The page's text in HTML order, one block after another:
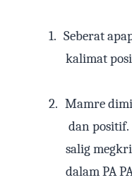
1. Seberat
kalimat
2. Mamre
dan positif.
salig
dalam PA